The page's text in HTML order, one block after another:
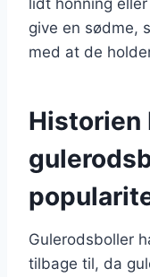
give en sødme,
med at de
Historien
Gulerodsboller
tilbage til, da